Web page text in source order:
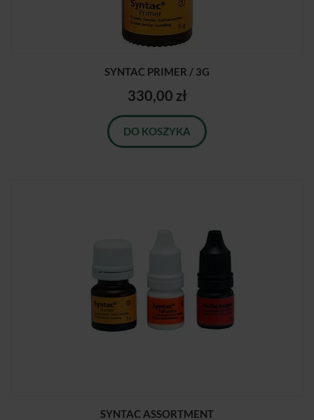
SYNTAC PRIMER / 3G
330,00 zł
DO KOSZYKA
SYNTAC ASSORTMENT